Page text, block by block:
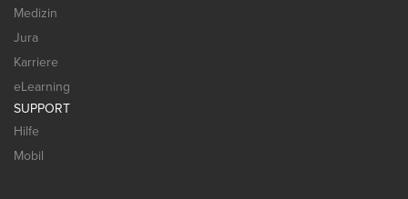
Medizin
Jura
Karriere
eLearning
SUPPORT
Hilfe
Mobil